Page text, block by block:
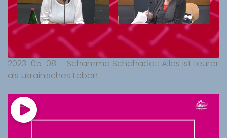
2023-05-08 – Schamma Schahadat: Alles ist teurer
als ukrainisches Leben